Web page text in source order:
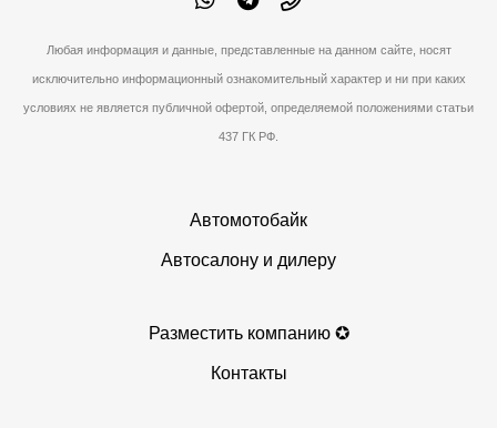
Любая информация и данные, представленные на данном сайте, носят
исключительно информационный ознакомительный характер и ни при каких
условиях не является публичной офертой, определяемой положениями статьи
437 ГК РФ.
Автомотобайк
Автосалону и дилеру
Разместить компанию ✪
Контакты